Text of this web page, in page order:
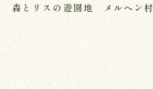
森とリスの遊園地 メルヘン村